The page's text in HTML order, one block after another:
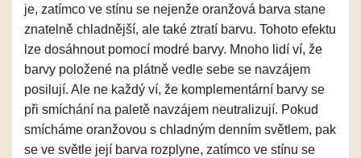
je, zatímco ve stínu se nejenže oranžová barva stane
znatelně chladnější, ale také ztratí barvu. Tohoto efektu
lze dosáhnout pomocí modré barvy. Mnoho lidí ví, že
barvy položené na plátně vedle sebe se navzájem
posilují. Ale ne každý ví, že komplementární barvy se
při smíchání na paletě navzájem neutralizují. Pokud
smícháme oranžovou s chladným denním světlem, pak
se ve světle její barva rozplyne, zatímco ve stínu se